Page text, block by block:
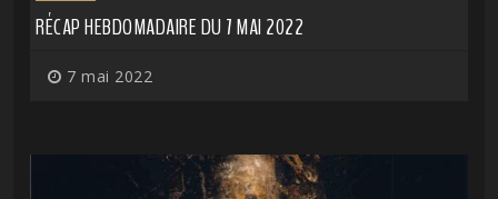
RÉCAP HEBDOMADAIRE DU 7 MAI 2022
7 mai 2022